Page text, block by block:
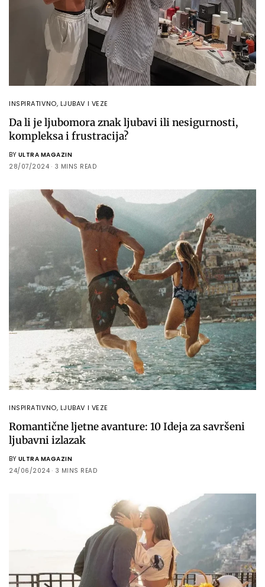
INSPIRATIVNO, LJUBAV I VEZE
Da li je ljubomora znak ljubavi ili nesigurnosti,
kompleksa i frustracija?
BY ULTRA MAGAZIN
28/07/2024
3 MINS READ
INSPIRATIVNO, LJUBAV I VEZE
Romantične ljetne avanture: 10 Ideja za savršeni
ljubavni izlazak
BY ULTRA MAGAZIN
24/06/2024
3 MINS READ